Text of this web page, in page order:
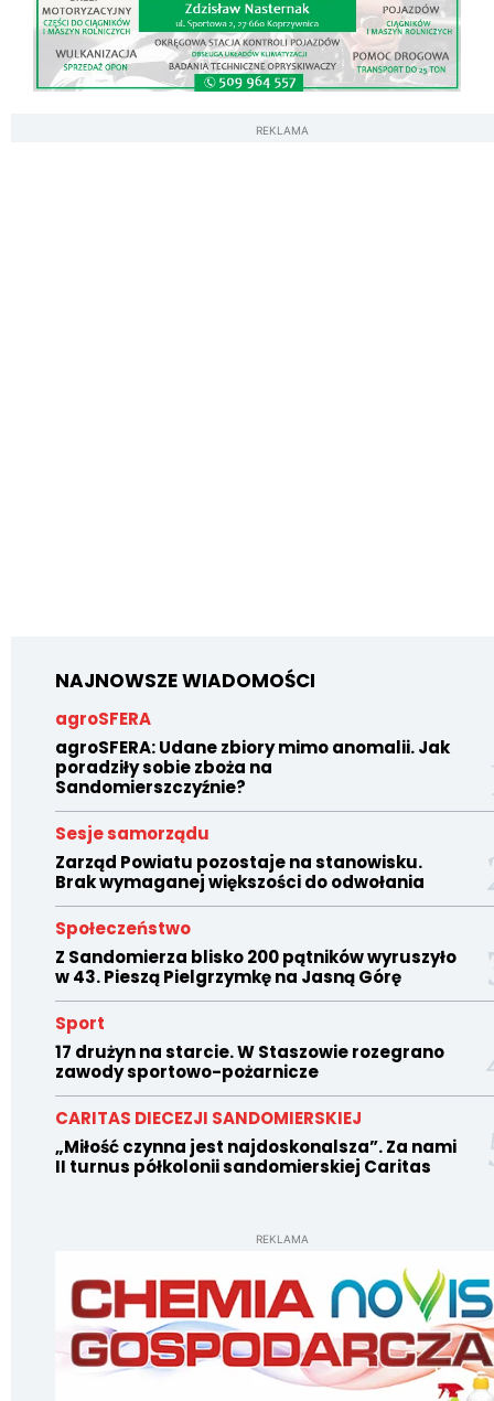
REKLAMA
NAJNOWSZE WIADOMOŚCI
agroSFERA
agroSFERA: Udane zbiory mimo anomalii. Jak
poradziły sobie zboża na
Sandomierszczyźnie?
Sesje samorządu
Zarząd Powiatu pozostaje na stanowisku.
Brak wymaganej większości do odwołania
Społeczeństwo
Z Sandomierza blisko 200 pątników wyruszyło
w 43. Pieszą Pielgrzymkę na Jasną Górę
Sport
17 drużyn na starcie. W Staszowie rozegrano
zawody sportowo-pożarnicze
CARITAS DIECEZJI SANDOMIERSKIEJ
„Miłość czynna jest najdoskonalsza”. Za nami
II turnus półkolonii sandomierskiej Caritas
REKLAMA